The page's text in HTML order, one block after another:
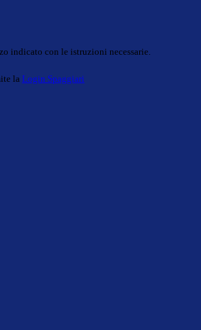
indicato con le istruzioni necessarie.
la Login Spaggiari